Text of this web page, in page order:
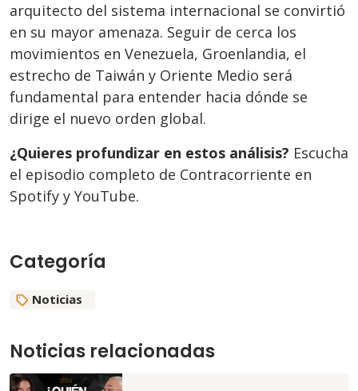
arquitecto del sistema internacional se convirtió
en su mayor amenaza. Seguir de cerca los
movimientos en Venezuela, Groenlandia, el
estrecho de Taiwán y Oriente Medio será
fundamental para entender hacia dónde se
dirige el nuevo orden global.
¿Quieres profundizar en estos análisis? Escucha
el episodio completo de Contracorriente en
Spotify y YouTube.
Categoría
Noticias
Noticias relacionadas